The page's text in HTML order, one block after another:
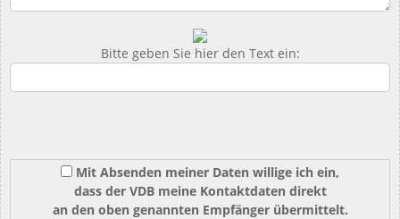
Bitte geben Sie hier den Text ein:
Mit Absenden meiner Daten willige ich ein,
dass der VDB meine Kontaktdaten direkt
an den oben genannten Empfänger übermittelt.